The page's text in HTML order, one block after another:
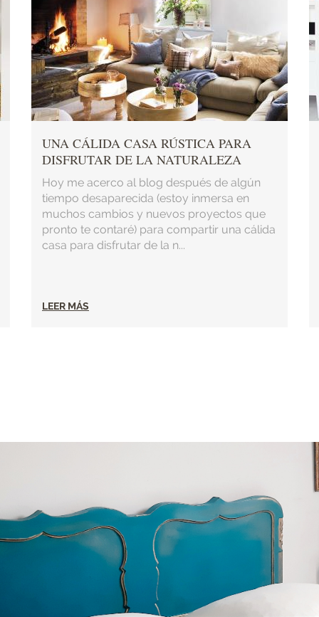
UNA CÁLIDA CASA RÚSTICA PARA
DISFRUTAR DE LA NATURALEZA
Hoy me acerco al blog después de algún
tiempo desaparecida (estoy inmersa en
muchos cambios y nuevos proyectos que
pronto te contaré) para compartir una cálida
casa para disfrutar de la n...
LEER MÁS